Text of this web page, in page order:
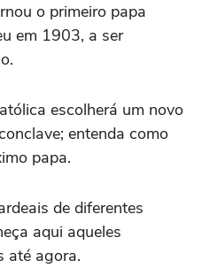
o primeiro papa
em 1903, a ser
escolherá um novo
entenda como
papa.
de diferentes
aqui aqueles
até agora.